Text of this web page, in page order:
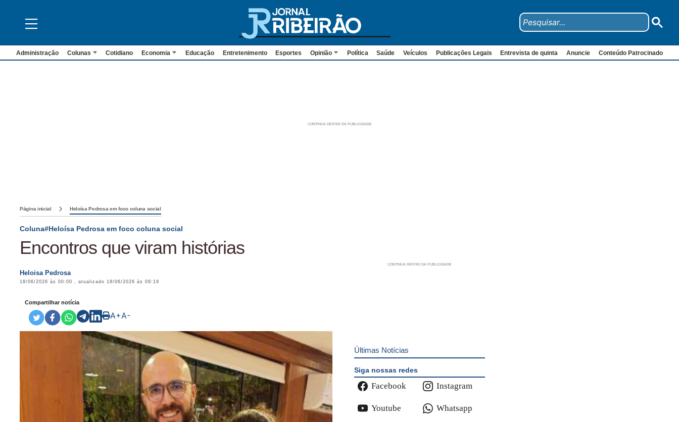
Administração Colunas Cotidiano Economia Educação Entretenimento Esportes Opinião Política Saúde Veículos Publicações Legais Entrevista de quinta Anuncie Conteúdo Patrocinado
Página inicial Heloísa Pedrosa em foco coluna social
Coluna#Heloísa Pedrosa em foco coluna social
Encontros que viram histórias
Heloisa Pedrosa
18/06/2026 às 00:00 , atualizado 18/06/2026 às 09:19
Compartilhar notícia
A+A-
Últimas Notícias
Siga nossas redes
Facebook Instagram
Youtube Whatsapp